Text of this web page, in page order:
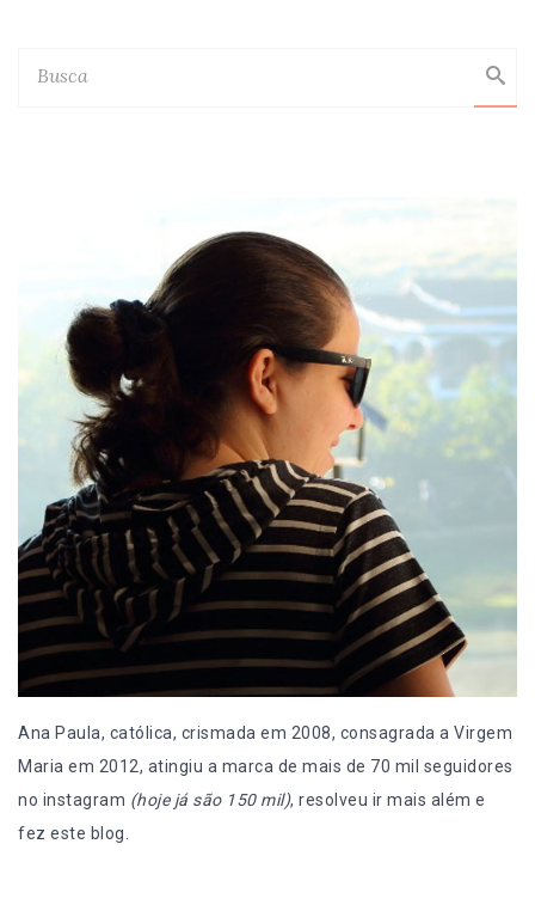
Ana Paula, católica, crismada em 2008, consagrada a Virgem
Maria em 2012, atingiu a marca de mais de 70 mil seguidores
no instagram (hoje já são 150 mil), resolveu ir mais além e
fez este blog.